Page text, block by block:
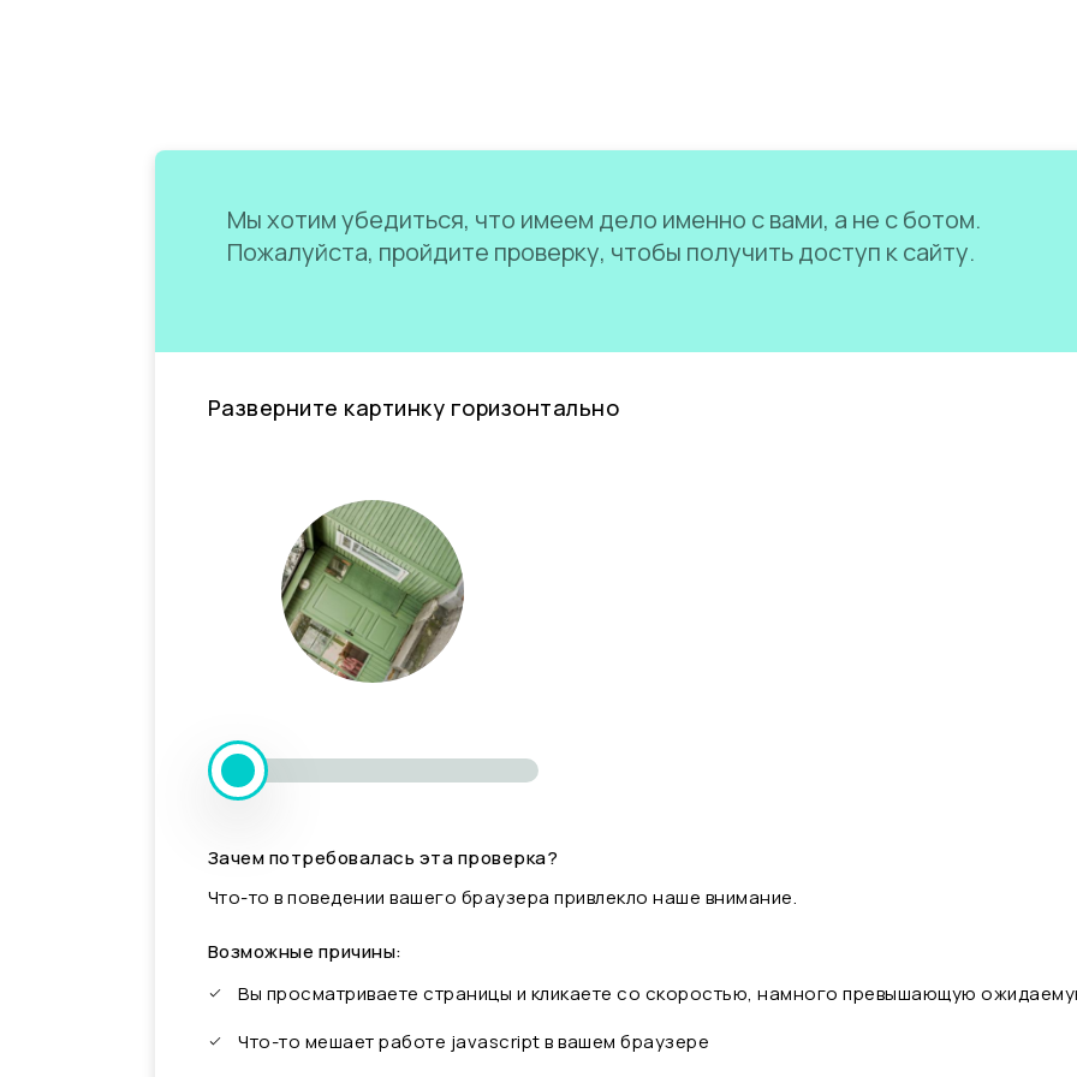
Мы хотим убедиться, что имеем дело именно с вами, а не с ботом.
Пожалуйста, пройдите проверку, чтобы получить доступ к сайту.
Разверните картинку горизонтально
Зачем потребовалась эта проверка?
Что-то в поведении вашего браузера привлекло наше внимание.
Возможные причины:
Вы просматриваете страницы и кликаете со скоростью, намного превышающую
Что-то мешает работе javascript в вашем браузере